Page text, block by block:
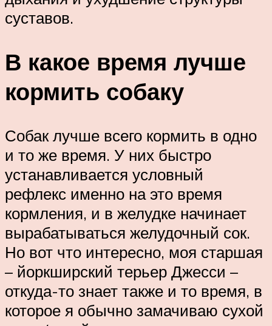
суставов.
В какое время лучше
кормить собаку
Собак лучше всего кормить в одно
и то же время. У них быстро
устанавливается условный
рефлекс именно на это время
кормления, и в желудке начинает
вырабатываться желудочный сок.
Но вот что интересно, моя старшая
– йоркширский терьер Джесси –
откуда-то знает также и то время, в
которое я обычно замачиваю сухой